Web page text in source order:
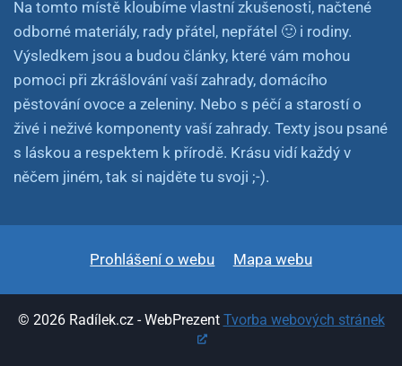
Na tomto místě kloubíme vlastní zkušenosti, načtené
odborné materiály, rady přátel, nepřátel 🙂 i rodiny.
Výsledkem jsou a budou články, které vám mohou
pomoci při zkrášlování vaší zahrady, domácího
pěstování ovoce a zeleniny. Nebo s péčí a starostí o
živé i neživé komponenty vaší zahrady. Texty jsou psané
s láskou a respektem k přírodě. Krásu vidí každý v
něčem jiném, tak si najděte tu svoji ;-).
Prohlášení o webu Mapa webu
© 2026 Radílek.cz - WebPrezent Tvorba webových stránek